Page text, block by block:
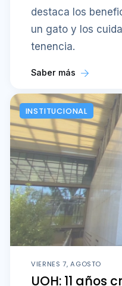
destaca los
un gato y los
tenencia.
Saber más
INSTITUCIONAL
VIERNES 7, AGOSTO
UOH: 11 años